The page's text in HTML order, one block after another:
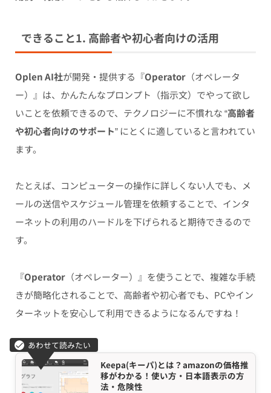
できること1. 高齢者や初心者向けの活用
Oplen AI社が開発・提供する『Operator（オペレータ
ー）』は、かんたんなプロンプト（指示文）でやって欲し
いことを依頼できるので、テクノロジーに不慣れな “高齢者
や初心者向けのサポート” にとくに適していると言われてい
ます。
たとえば、コンピューターの操作に詳しくない人でも、メ
ールの送信やスケジュール管理を依頼することで、インタ
ーネットの利用のハードルを下げられると期待できるので
す。
『Operator（オペレーター）』を使うことで、複雑な手続
きが簡略化されることで、高齢者や初心者でも、PCやイン
ターネットを安心して利用できるようになるんですね！
Keepa(キーパ)とは？amazonの価格推
移がわかる！使い方・日本語表示の方
法・危険性